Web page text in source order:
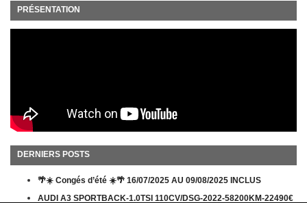
PRÉSENTATION
DERNIERS POSTS
🌴☀️ Congés d’été ☀️🌴 16/07/2025 AU 09/08/2025 INCLUS
AUDI A3 SPORTBACK-1.0TSI 110CV/DSG-2022-58200KM-22490€